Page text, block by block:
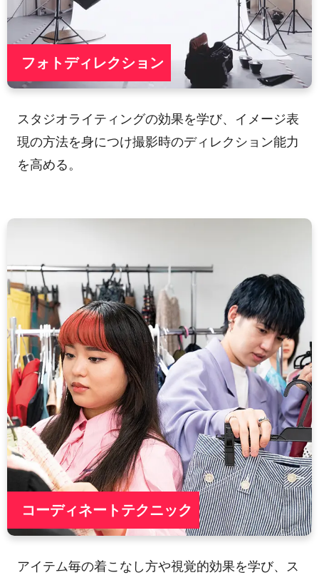
フォトディレクション
スタジオライティングの効果を学び、イメージ表
現の方法を身につけ撮影時のディレクション能力
を高める。
コーディネートテクニック
アイテム毎の着こなし方や視覚的効果を学び、ス